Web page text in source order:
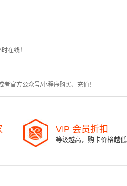
在线！
官方公众号/小程序购买、充值！
VIP 会员折扣
等级越高，购卡价格越低